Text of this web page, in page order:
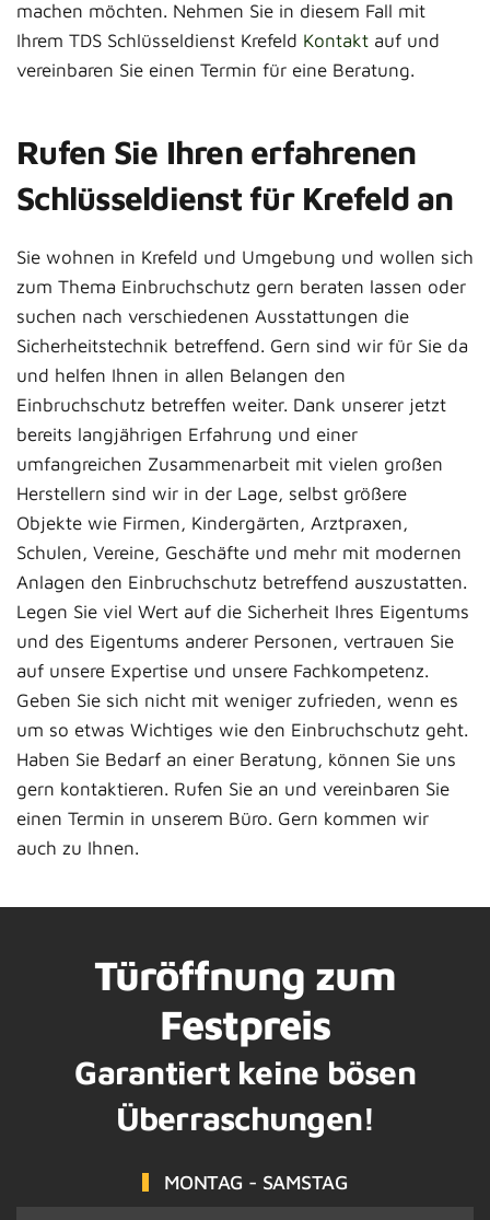
machen möchten. Nehmen Sie in diesem Fall mit
Ihrem TDS Schlüsseldienst Krefeld Kontakt auf und
vereinbaren Sie einen Termin für eine Beratung.
Rufen Sie Ihren erfahrenen
Schlüsseldienst für Krefeld an
Sie wohnen in Krefeld und Umgebung und wollen sich
zum Thema Einbruchschutz gern beraten lassen oder
suchen nach verschiedenen Ausstattungen die
Sicherheitstechnik betreffend. Gern sind wir für Sie da
und helfen Ihnen in allen Belangen den
Einbruchschutz betreffen weiter. Dank unserer jetzt
bereits langjährigen Erfahrung und einer
umfangreichen Zusammenarbeit mit vielen großen
Herstellern sind wir in der Lage, selbst größere
Objekte wie Firmen, Kindergärten, Arztpraxen,
Schulen, Vereine, Geschäfte und mehr mit modernen
Anlagen den Einbruchschutz betreffend auszustatten.
Legen Sie viel Wert auf die Sicherheit Ihres Eigentums
und des Eigentums anderer Personen, vertrauen Sie
auf unsere Expertise und unsere Fachkompetenz.
Geben Sie sich nicht mit weniger zufrieden, wenn es
um so etwas Wichtiges wie den Einbruchschutz geht.
Haben Sie Bedarf an einer Beratung, können Sie uns
gern kontaktieren. Rufen Sie an und vereinbaren Sie
einen Termin in unserem Büro. Gern kommen wir
auch zu Ihnen.
Türöffnung zum
Festpreis
Garantiert keine bösen
Überraschungen!
MONTAG - SAMSTAG